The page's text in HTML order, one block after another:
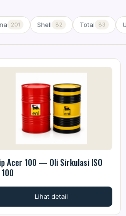
201 Shell 82 Total 83
Acer 100 — Oli Sirkulasi ISO
Lihat detail